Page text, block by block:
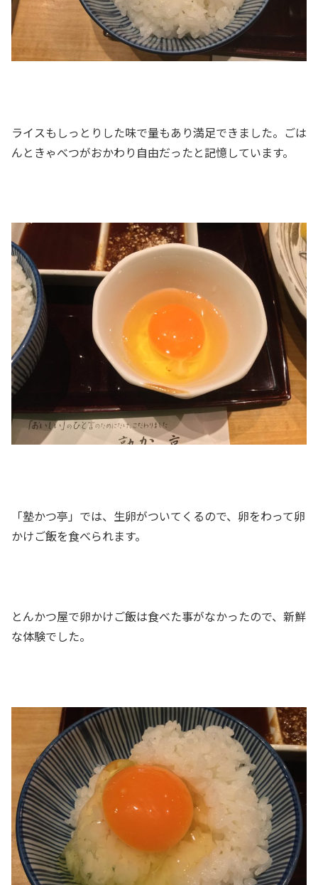
ライスもしっとりした味で量もあり満足できました。ごは
んときゃべつがおかわり自由だったと記憶しています。
「塾かつ亭」では、生卵がついてくるので、卵をわって卵
かけご飯を食べられます。
とんかつ屋で卵かけご飯は食べた事がなかったので、新鮮
な体験でした。